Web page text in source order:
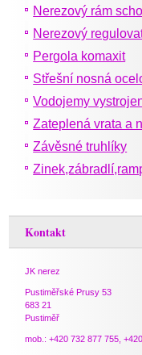
Nerezový rám
Nerezový
Pergola komaxit
Střešní nosná
Vodojemy
Zateplená vrata a
Závěsné truhlíky
Kontakt
JK nerez
Pustiměřské Prusy 53
683 21
Pustiměř
mob.: +420 732 877 755,